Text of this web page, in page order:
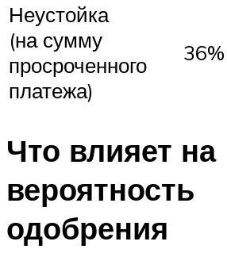
Неустойка
(на сумму
просроченного
платежа)
Что влияет на
вероятность
одобрения